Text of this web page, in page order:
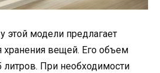
этой модели предлагает
хранения вещей. Его объем
литров. При необходимости